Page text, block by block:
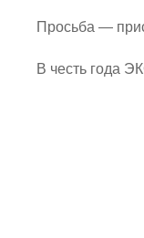
Просьба —
В честь